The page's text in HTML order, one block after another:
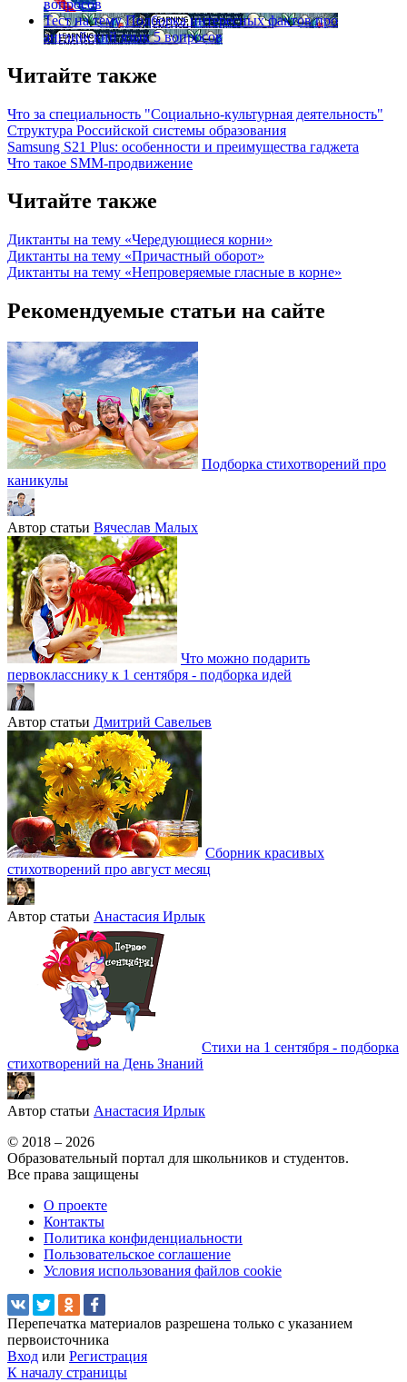
вопросов
Тест на тему Подборка интересных фактов про
английский язык 5 вопросов
Читайте также
Что за специальность "Социально-культурная деятельность"
Структура Российской системы образования
Samsung S21 Plus: особенности и преимущества гаджета
Что такое SMM-продвижение
Читайте также
Диктанты на тему «Чередующиеся корни»
Диктанты на тему «Причастный оборот»
Диктанты на тему «Непроверяемые гласные в корне»
Рекомендуемые статьи на сайте
Подборка стихотворений про
каникулы
Автор статьи Вячеслав Малых
Что можно подарить
первокласснику к 1 сентября - подборка идей
Автор статьи Дмитрий Савельев
Сборник красивых
стихотворений про август месяц
Автор статьи Анастасия Ирлык
Стихи на 1 сентября - подборка
стихотворений на День Знаний
Автор статьи Анастасия Ирлык
© 2018 – 2026
Образовательный портал для школьников и студентов.
Все права защищены
О проекте
Контакты
Политика конфиденциальности
Пользовательское соглашение
Условия использования файлов cookie
Перепечатка материалов разрешена только с указанием
первоисточника
Вход или Регистрация
К началу страницы